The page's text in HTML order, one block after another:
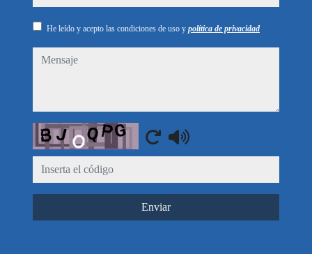
He leído y acepto las condiciones de uso y política de privacidad
mensaje
Captcha
Enviar